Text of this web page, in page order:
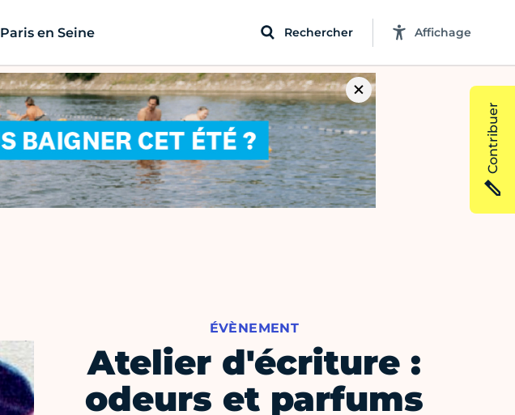
Paris en Seine Rechercher Affichage
ÉVÈNEMENT
Atelier d'écriture :
odeurs et parfums
Contribuer